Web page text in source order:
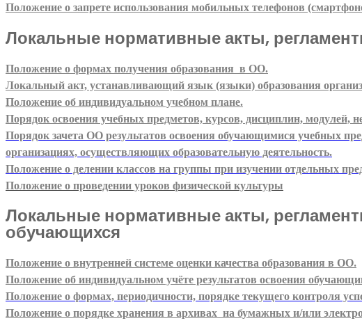
Положение о запрете использования мобильных телефонов
Локальные нормативные акты,
Положение о формах получения образования в ОО.
Локальный акт, устанавливающий язык (языки) образования
Положение об индивидуальном учебном плане.
Порядок освоения учебных предметов, курсов, дисциплин, модулей,
Порядок зачета ОО результатов освоения обучающимися учебных
организациях, осуществляющих образовательную деятельность.
Положение о делении классов на группы при изучении отдельных
Положение о проведении уроков физической культуры
Локальные нормативные акты,
обучающихся
Положение о внутренней системе оценки качества образования в ОО.
Положение об индивидуальном учёте результатов освоения
Положение о формах, периодичности, порядке текущего контроля
Положение о порядке хранения в архивах на бумажных и/или